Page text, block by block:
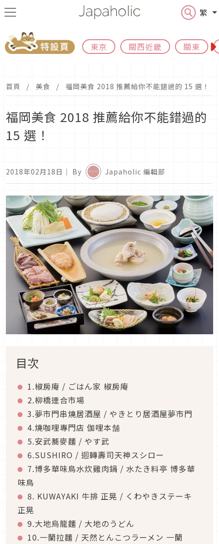
繁
東京 關西近畿 關東
首頁 美食 福岡美食 2018 推薦給你不能錯過的 15 選！
福岡美食 2018 推薦給你不能錯過的
15 選！
2018年02月18日 ｜ By Japaholic 編輯部
目次
1.椒房庵 / ごはん家 椒房庵
2.柳橋連合市場
3.夢市門串燒居酒屋 / やきとり居酒屋夢市門
4.燒咖哩專門店 伽哩本舗
5.安武蕎麥麵 / やす武
6.SUSHIRO / 迴轉壽司天神スシロー
7.博多華味鳥水炊雞肉鍋 / 水たき料亭 博多華
味鳥
8. KUWAYAKI 牛排 正晃 / くわやきステーキ
正晃
9.大地烏龍麵 / 大地のうどん
10.一蘭拉麵 / 天然とんこつラーメン 一蘭